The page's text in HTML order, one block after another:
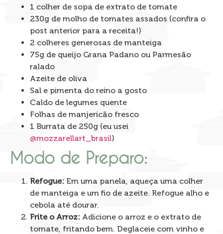
1 colher de sopa de extrato de tomate
230g de molho de tomates assados (confira o
post anterior para a receita!)
2 colheres generosas de manteiga
75g de queijo Grana Padano ou Parmesão
ralado
Azeite de oliva
Sal e pimenta do reino a gosto
Caldo de legumes quente
Folhas de manjericão fresco
1 Burrata de 250g (eu usei
@mozzarellart_brasil)
Modo de Preparo:
Refogue: Em uma panela, aqueça uma colher
de manteiga e um fio de azeite. Refogue alho e
cebola até dourar.
Frite o Arroz: Adicione o arroz e o extrato de
tomate, fritando bem. Deglaceie com vinho e